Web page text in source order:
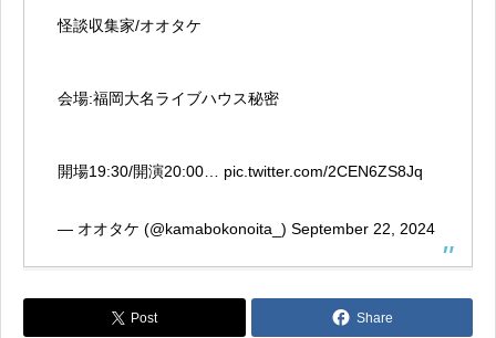
怪談収集家/オオタケ
会場:福岡大名ライブハウス秘密
開場19:30/開演20:00… pic.twitter.com/2CEN6ZS8Jq
— オオタケ (@kamabokonoita_) September 22, 2024
Post Share